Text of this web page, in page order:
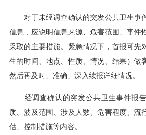
对于未经调查确认的突发公共卫生事
信息，应说明信息来源、危害范围、事件
采取的主要措施。紧急情况下，首报可先
生的时间、地点、性质、情况、结果）做
然后再及时、准确、深入续报详细情况。
经调查确认的突发公共卫生事件报告
质、波及范围、涉及人数、危害程度、流
估、控制措施等内容。